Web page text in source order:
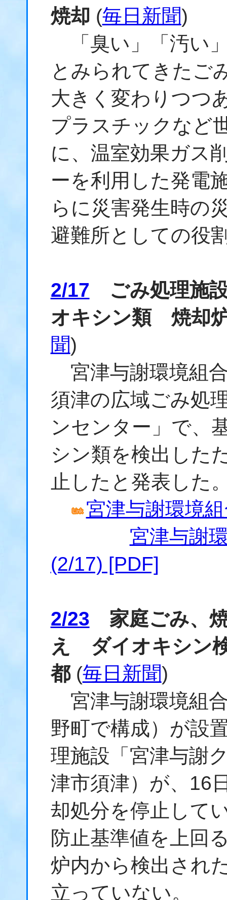
焼却 (毎日新聞)
「臭い」「汚い
とみられてきたご
大きく変わりつつ
プラスチックなど
に、温室効果ガス
ーを利用した発電
らに災害発生時の
避難所としての役
2/17 ごみ処理施
オキシン類 焼却
聞)
宮津与謝環境組
須津の広域ごみ処
ンセンター」で、
シン類を検出した
止したと発表した
宮津与謝環境
宮津与謝
(2/17) [PDF]
2/23 家庭ごみ、
え ダイオキシン
都(毎日新聞)
宮津与謝環境組
野町で構成）が設
理施設「宮津与謝
津市須津）が、16
却処分を停止して
防止基準値を上回
炉内から検出され
立っていない。